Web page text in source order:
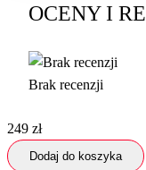
OCENY I
Brak recenzji
249 zł
Dodaj do koszyka